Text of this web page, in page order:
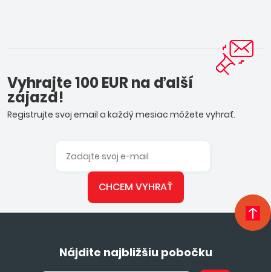
Vyhrajte 100 EUR na ďalší
zájazd!
Registrujte svoj email a každý mesiac môžete vyhrať.
CHCEM VYHRAŤ
Nájdite najbližšiu pobočku